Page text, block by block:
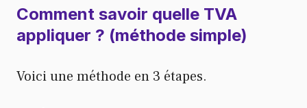
Comment savoir quelle TVA
appliquer ? (méthode simple)
Voici une méthode en 3 étapes.